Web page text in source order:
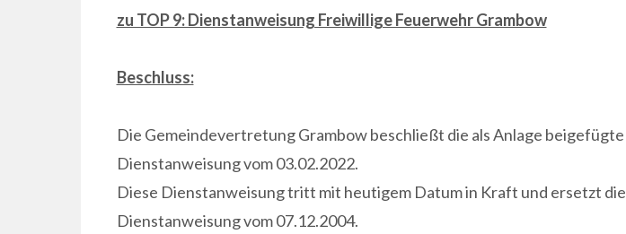
zu TOP 9: Dienstanweisung Freiwillige Feuerwehr Grambow
Beschluss:
Die Gemeindevertretung Grambow beschließt die als Anlage beigefügte
Dienstanweisung vom 03.02.2022.
Diese Dienstanweisung tritt mit heutigem Datum in Kraft und ersetzt die
Dienstanweisung vom 07.12.2004.